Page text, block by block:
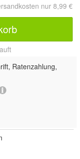
nur 8,99 €
Ratenzahlung,